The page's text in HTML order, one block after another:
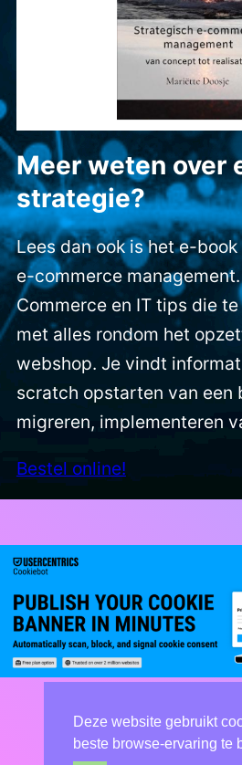
Meer weten over
strategie?
Lees dan ook is het e-
e-commerce
Commerce en IT tips die
met alles rondom het
webshop. Je vindt
scratch opstarten van een
migreren, implementeren
Bestel online!
Deze website gebruikt
beste browse-ervaring te